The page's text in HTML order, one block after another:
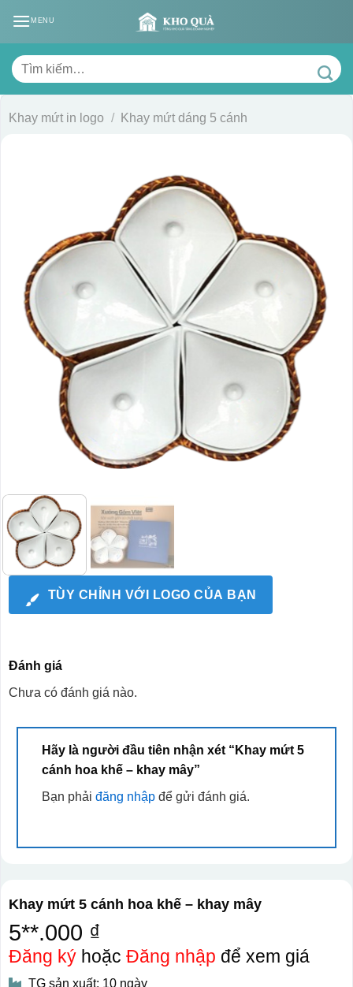
MENU
Tìm
kiếm:
Khay mứt in logo / Khay mứt dáng 5 cánh
TÙY CHỈNH VỚI LOGO CỦA BẠN
Đánh giá
Chưa có đánh giá nào.
Hãy là người đầu tiên nhận xét “Khay mứt 5
cánh hoa khế – khay mây”
Bạn phải đăng nhậpđể gửi đánh giá.
Khay mứt 5 cánh hoa khế – khay mây
5**.000 ₫
Đăng kýhoặc Đăng nhập để xem giá
TG sản xuất: 10 ngày